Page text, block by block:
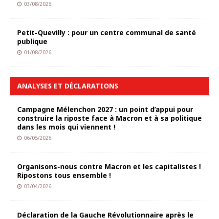
03/08/2026
Petit-Quevilly : pour un centre communal de santé
publique
01/08/2026
ANALYSES ET DÉCLARATIONS
Campagne Mélenchon 2027 : un point d’appui pour
construire la riposte face à Macron et à sa politique
dans les mois qui viennent !
06/05/2026
Organisons-nous contre Macron et les capitalistes !
Ripostons tous ensemble !
03/04/2026
Déclaration de la Gauche Révolutionnaire après le